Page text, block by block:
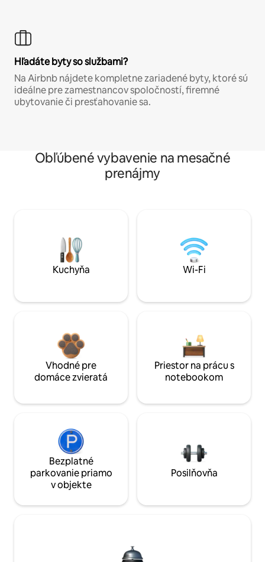
Hľadáte byty so službami?
Na Airbnb nájdete kompletne zariadené byty, ktoré sú
ideálne pre zamestnancov spoločností, firemné
ubytovanie či presťahovanie sa.
Obľúbené vybavenie na mesačné
prenájmy
Kuchyňa Wi-Fi
Vhodné pre
domáce zvieratá
Priestor na prácu s
notebookom
Bezplatné
parkovanie priamo
v objekte
Posilňovňa